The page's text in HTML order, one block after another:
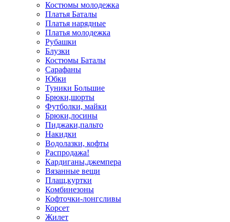
Костюмы молодежка
Платья Баталы
Платья нарядные
Платья молодежка
Рубашки
Блузки
Костюмы Баталы
Сарафаны
Юбки
Туники Большие
Брюки,шорты
Футболки, майки
Брюки,лосины
Пиджаки,пальто
Накидки
Водолазки, кофты
Распродажа!
Кардиганы,джемпера
Вязанные вещи
Плащ,куртки
Комбинезоны
Кофточки-лонгсливы
Корсет
Жилет